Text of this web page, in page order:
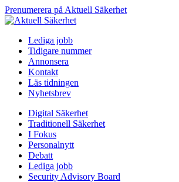
Prenumerera på Aktuell Säkerhet
Lediga jobb
Tidigare nummer
Annonsera
Kontakt
Läs tidningen
Nyhetsbrev
Digital Säkerhet
Traditionell Säkerhet
I Fokus
Personalnytt
Debatt
Lediga jobb
Security Advisory Board